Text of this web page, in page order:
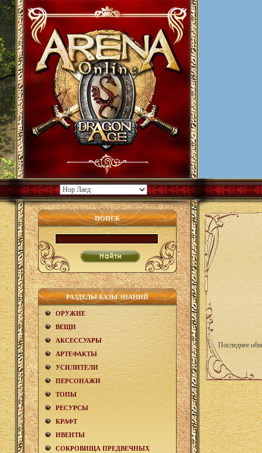
ПОИСК
РАЗДЕЛЫ БАЗЫ ЗНАНИЙ
ОРУЖИЕ
ВЕЩИ
АКCЕСCУАРЫ
АРТЕФАКТЫ
УСИЛИТЕЛИ
ПЕРСОНАЖИ
ТОПЫ
РЕСУРСЫ
КРАФТ
ИВЕНТЫ
СОКРОВИЩА ПРЕДВЕЧНЫХ
Последнее